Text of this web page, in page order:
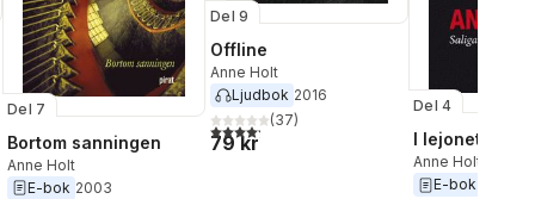
röster:
Del 7
Bortom sanningen
Anne Holt
E-bok 2003
Del 9
Offline
Anne Holt
Ljudbok 2016
4,2utav 5 stjärnor. Totalt antal röster:
(37)
79 kr
Del 4
I lejonets gap
Anne Holt
E-bok